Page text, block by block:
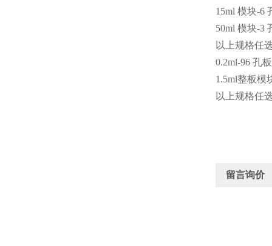
15ml 模块-6
50ml 模块-3
以上规格任
0.2ml-96 孔
1.5ml整板模
以上规格任
留言询价